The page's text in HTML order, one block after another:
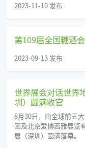
2023-11-10 发布
第109届全国糖酒
2023-09-13 发布
世界展会对话世界
圳）圆满收官
8月30日，由全球前五
团及北京爱博西雅展览
展（深圳）圆满落幕。